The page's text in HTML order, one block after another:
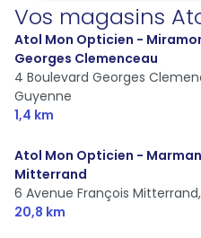
Vos magasins
Atol Mon Opticien -
Georges Clemenceau
4 Boulevard Georges
Guyenne
1,4 km
Atol Mon Opticien -
Mitterrand
6 Avenue François Mitterrand,
20,8 km